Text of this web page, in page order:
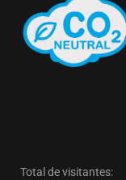
Total de visitantes: